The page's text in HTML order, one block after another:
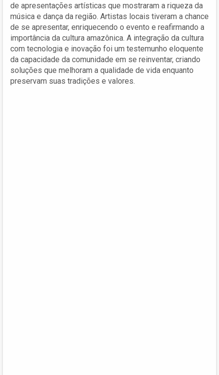
de apresentações artísticas que mostraram a riqueza da
música e dança da região. Artistas locais tiveram a chance
de se apresentar, enriquecendo o evento e reafirmando a
importância da cultura amazônica. A integração da cultura
com tecnologia e inovação foi um testemunho eloquente
da capacidade da comunidade em se reinventar, criando
soluções que melhoram a qualidade de vida enquanto
preservam suas tradições e valores.